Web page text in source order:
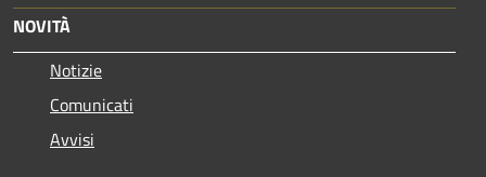
NOVITÀ
Notizie
Comunicati
Avvisi